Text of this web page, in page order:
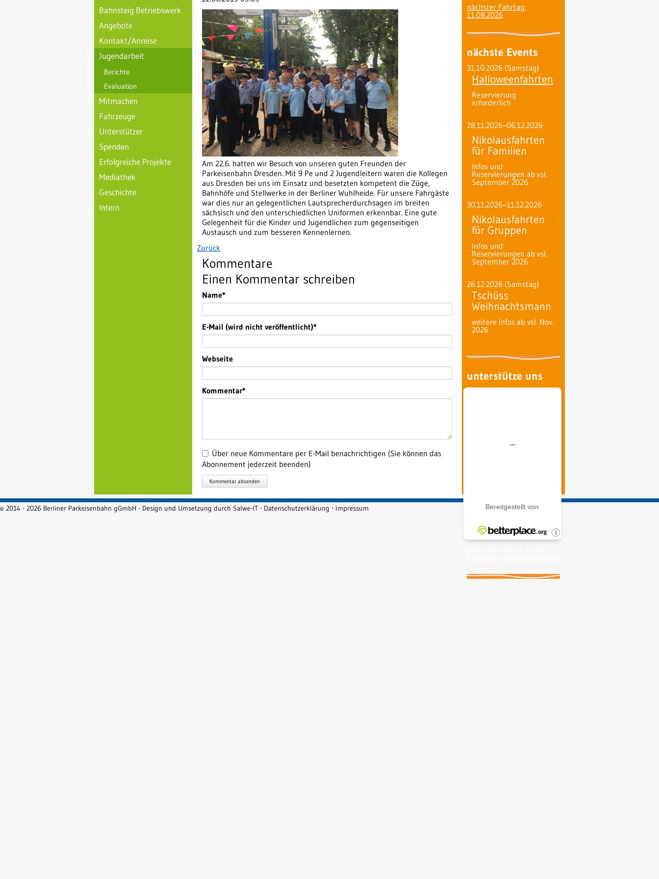
Am 22.6. hatten wir Besuch von unseren guten Freunden der
Parkeisenbahn Dresden. Mit 9 Pe und 2 Jugendleitern waren die Kollegen
aus Dresden bei uns im Einsatz und besetzten kompetent die Züge,
Bahnhöfe und Stellwerke in der Berliner Wuhlheide. Für unsere Fahrgäste
war dies nur an gelegentlichen Lautsprecherdurchsagen im breiten
sächsisch und den unterschiedlichen Uniformen erkennbar. Eine gute
Gelegenheit für die Kinder und Jugendlichen zum gegenseitigen
Austausch und zum besseren Kennenlernen.
Zurück
Kommentare
Einen Kommentar schreiben
Pflichtfeld
Name*
Pflichtfeld
E-Mail (wird nicht veröffentlicht)*
Webseite
Pflichtfeld
Kommentar*
Über neue Kommentare per E-Mail benachrichtigen (Sie können das
Abonnement jederzeit beenden)
Kommentar absenden
Bahnsteig Betriebswerk
Angebote
Kontakt/Anreise
Jugendarbeit
Berichte
Evaluation
Mitmachen
Fahrzeuge
Unterstützer
Spenden
Erfolgreiche Projekte
Mediathek
Geschichte
Intern
nächster Fahrtag:
11.08.2026
nächste Events
31.10.2026 (Samstag)
Halloweenfahrten
Reservierung
erforderlich
28.11.2026–06.12.2026
Nikolausfahrten
für Familien
Infos und
Reservierungen ab vsl.
September 2026
30.11.2026–11.12.2026
Nikolausfahrten
für Gruppen
Infos und
Reservierungen ab vsl.
September 2026
26.12.2026 (Samstag)
Tschüss
Weihnachtsmann
weitere Infos ab vsl. Nov.
2026
unterstütze uns
© 2014 - 2026 Berliner Parkeisenbahn gGmbH - Design und Umsetzung durch Salwe-IT ⋅ Datenschutzerklärung ⋅ Impressum